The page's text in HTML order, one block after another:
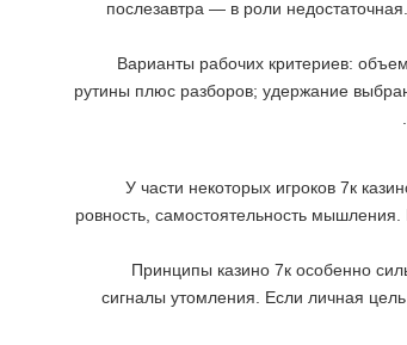
послезавтра — в роли
Варианты рабочих критериев:
рутины плюс разборов; удержание
У части некоторых игроков 7к
ровность, самостоятельность
Принципы казино 7к особенно
сигналы утомления. Если личная